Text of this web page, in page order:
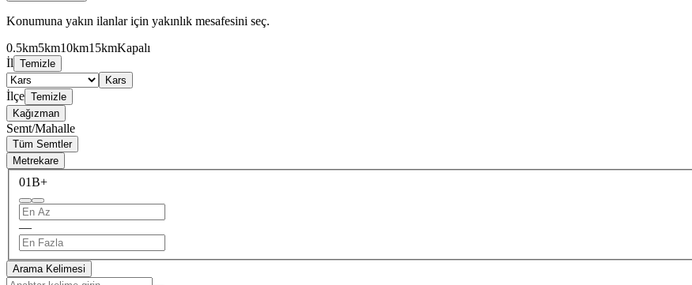
Konumuna yakın ilanlar için yakınlık mesafesini seç.
0.5km5km10km15kmKapalı
İl Temizle
Kars
İlçe Temizle
Kağızman
Semt/Mahalle
Tüm Semtler
Metrekare
01B+
—
Arama Kelimesi